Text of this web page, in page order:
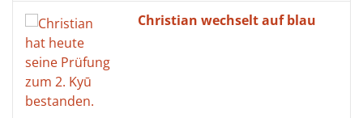
Christian wechselt auf blau